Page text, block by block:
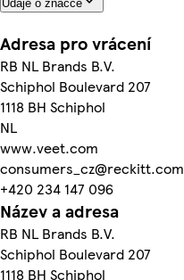
Údaje o značce
Adresa pro vrácení
RB NL Brands B.V.
Schiphol Boulevard 207
1118 BH Schiphol
NL
www.veet.com
consumers_cz@reckitt.com
+420 234 147 096
Název a adresa
RB NL Brands B.V.
Schiphol Boulevard 207
1118 BH Schiphol